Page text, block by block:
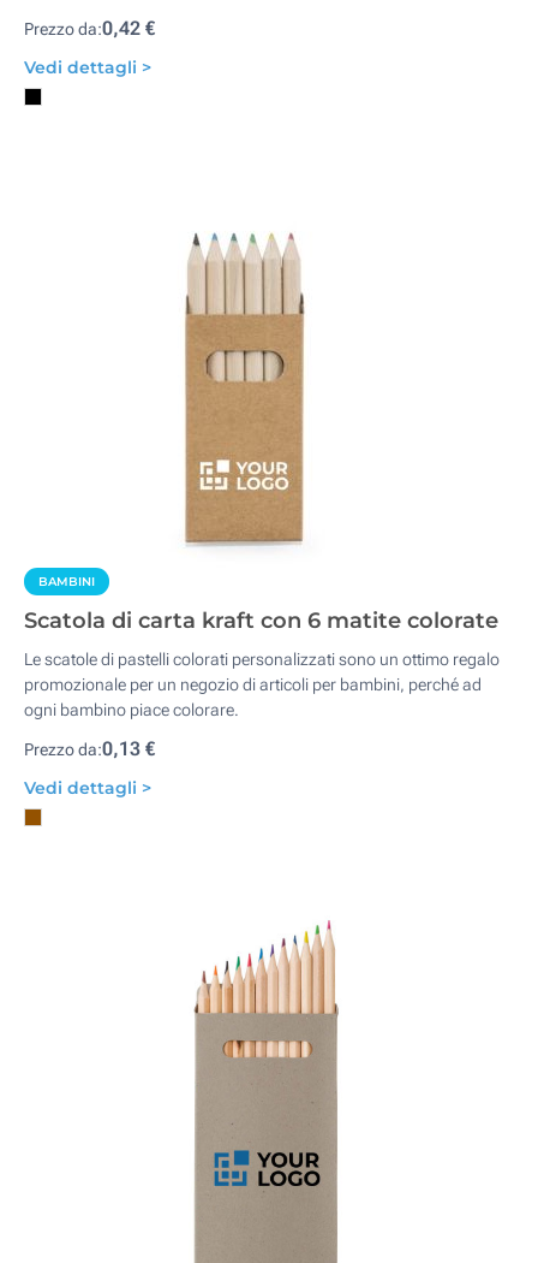
Prezzo da:0,42 €
Vedi dettagli >
BAMBINI
Scatola di carta kraft con 6 matite colorate
Le scatole di pastelli colorati personalizzati sono un ottimo regalo
promozionale per un negozio di articoli per bambini, perché ad
ogni bambino piace colorare.
Prezzo da:0,13 €
Vedi dettagli >